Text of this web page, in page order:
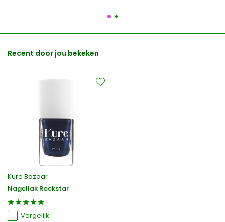
Recent door jou bekeken
Kure Bazaar
Nagellak Rockstar
Vergelijk